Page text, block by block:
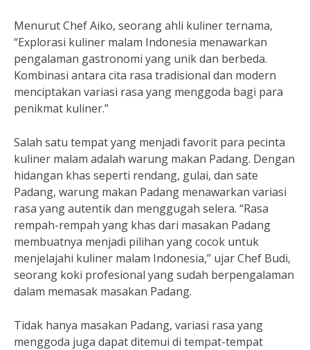
Menurut Chef Aiko, seorang ahli kuliner ternama,
“Explorasi kuliner malam Indonesia menawarkan
pengalaman gastronomi yang unik dan berbeda.
Kombinasi antara cita rasa tradisional dan modern
menciptakan variasi rasa yang menggoda bagi para
penikmat kuliner.”
Salah satu tempat yang menjadi favorit para pecinta
kuliner malam adalah warung makan Padang. Dengan
hidangan khas seperti rendang, gulai, dan sate
Padang, warung makan Padang menawarkan variasi
rasa yang autentik dan menggugah selera. “Rasa
rempah-rempah yang khas dari masakan Padang
membuatnya menjadi pilihan yang cocok untuk
menjelajahi kuliner malam Indonesia,” ujar Chef Budi,
seorang koki profesional yang sudah berpengalaman
dalam memasak masakan Padang.
Tidak hanya masakan Padang, variasi rasa yang
menggoda juga dapat ditemui di tempat-tempat